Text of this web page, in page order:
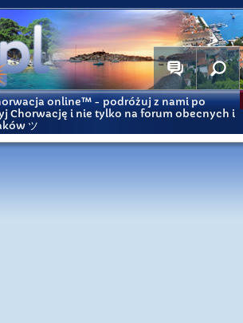
online™ - podróżuj z nami po
Chorwację i nie tylko na forum obecnych i
ツ